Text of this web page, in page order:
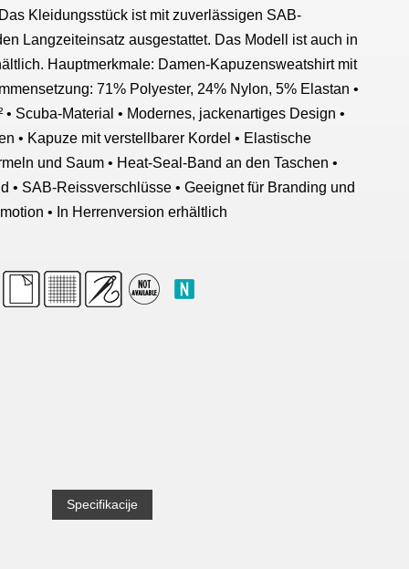
Kleidungsstück ist mit zuverlässigen SAB-
Langzeiteinsatz ausgestattet. Das Modell ist auch in
Hauptmerkmale: Damen-Kapuzensweatshirt mit
71% Polyester, 24% Nylon, 5% Elastan •
• Scuba-Material • Modernes, jackenartiges Design •
• Kapuze mit verstellbarer Kordel • Elastische
und Saum • Heat-Seal-Band an den Taschen •
• SAB-Reissverschlüsse • Geeignet für Branding und
• In Herrenversion erhältlich
Specifikacije